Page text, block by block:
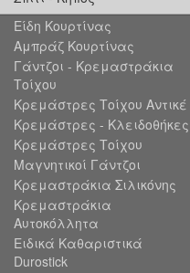
Είδη Κουρτίνας
Αμπράζ Κουρτίνας
Γάντζοι - Κρεμαστράκια
Τοίχου
Κρεμάστρες Τοίχου Αντικέ
Κρεμάστρες - Κλειδοθήκες
Κρεμάστρες Τοίχου
Μαγνητικοί Γάντζοι
Κρεμαστράκια Σιλικόνης
Κρεμαστράκια
Αυτοκόλλητα
Ειδικά Καθαριστικά
Durostick